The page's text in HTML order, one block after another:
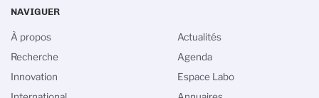
NAVIGUER
À propos
Recherche
Innovation
Actualités
Agenda
Espace Labo